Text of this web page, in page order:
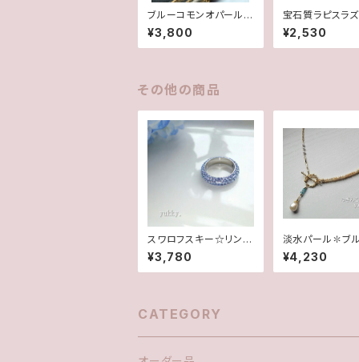
ブルーコモンオパール/
オニオンカット✽Silver
925ピアス/イヤリング
★
¥3,800
宝石質ラピスラ
✽淡水パール
アス/イヤリング
¥2,530
その他の商品
スワロフスキー☆リング
☆Lt.サファイヤ5.5号
¥3,780
淡水パール✽ブ
ルコン✽コンビ
ネックレス★
¥4,230
CATEGORY